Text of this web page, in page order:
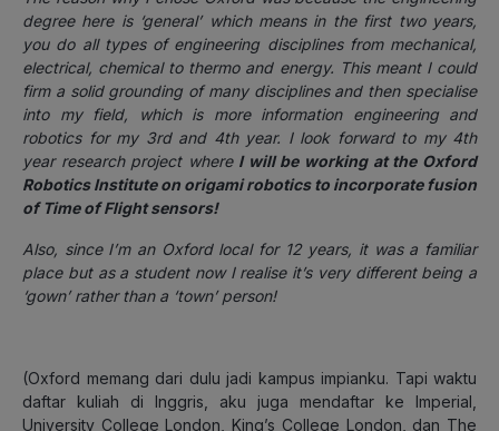
degree here is ‘general’ which means in the first two years,
you do all types of engineering disciplines from mechanical,
electrical, chemical to thermo and energy. This meant I could
firm a solid grounding of many disciplines and then specialise
into my field, which is more information engineering and
robotics for my 3rd and 4th year. I look forward to my 4th
year research project whereI will be working at the Oxford
Robotics Institute on origami robotics to incorporate fusion
of Time of Flight sensors!
Also, since I’m an Oxford local for 12 years, it was a familiar
place but as a student now I realise it’s very different being a
‘gown’ rather than a ‘town’ person!
(Oxford memang dari dulu jadi kampus impianku. Tapi waktu
daftar kuliah di Inggris, aku juga mendaftar ke Imperial,
University College London, King’s College London, dan The